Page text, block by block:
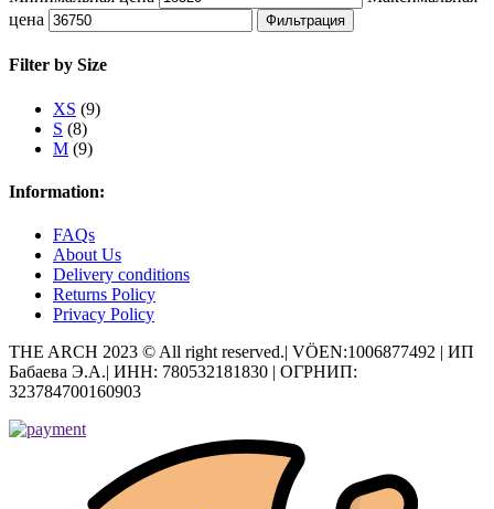
цена
Фильтрация
Filter by Size
XS (9)
S (8)
M (9)
Information:
FAQs
About Us
Delivery conditions
Returns Policy
Privacy Policy
THE ARCH 2023 © All right reserved.| VÖEN:1006877492 | ИП
Бабаева Э.А.| ИНН: 780532181830 | ОГРНИП:
323784700160903